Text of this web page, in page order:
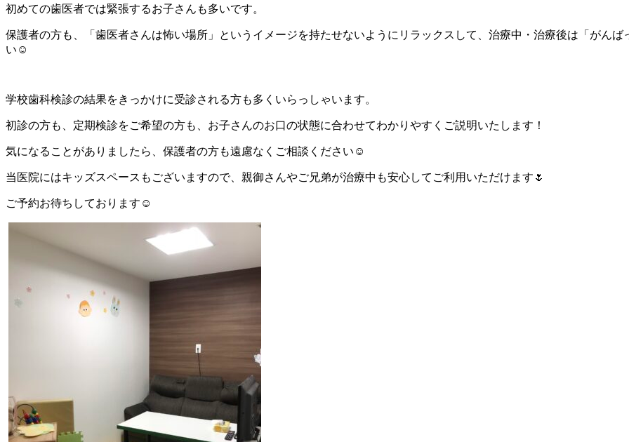
初めての歯医者では緊張するお子さんも多いです。
保護者の方も、「歯医者さんは怖い場所」というイメージを持たせないようにリラックスして、治療中・治療後は「がん
い☺
学校歯科検診の結果をきっかけに受診される方も多くいらっしゃいます。
初診の方も、定期検診をご希望の方も、お子さんのお口の状態に合わせてわかりやすくご説明いたします！
気になることがありましたら、保護者の方も遠慮なくご相談ください☺
当医院にはキッズスペースもございますので、親御さんやご兄弟が治療中も安心してご利用いただけます🌷
ご予約お待ちしております☺